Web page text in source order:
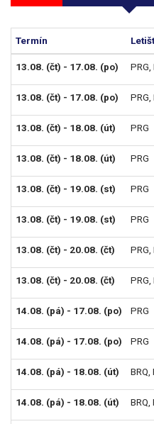
Termín
13.08. (čt) - 17.08. (po) PRG
13.08. (čt) - 17.08. (po) PRG
13.08. (čt) - 18.08. (út) PRG
13.08. (čt) - 18.08. (út) PRG
13.08. (čt) - 19.08. (st) PRG
13.08. (čt) - 19.08. (st) PRG
13.08. (čt) - 20.08. (čt) PRG
13.08. (čt) - 20.08. (čt) PRG
14.08. (pá) - 17.08. (po) PRG
14.08. (pá) - 17.08. (po) PRG
14.08. (pá) - 18.08. (út) BRQ
14.08. (pá) - 18.08. (út) BRQ